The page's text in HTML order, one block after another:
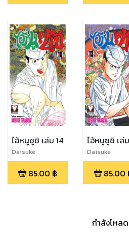
ไอ้หนูซูชิ เล่ม 14
Daisuke
Terasawa
85.00 ฿
ไอ้หนูซูชิ เล่
Daisuke
Terasawa
85.00
กำลังโหลด